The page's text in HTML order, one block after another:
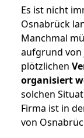
Es ist nicht
Osnabrück
Manchmal
aufgrund von
plötzlichen
organisiert
solchen
Firma ist in
von